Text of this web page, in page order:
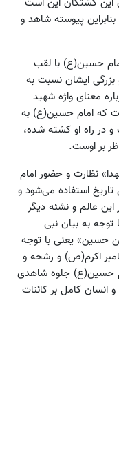
بنابراین پیوسته شاهد و
حسین(ع) با لقب
بزرگی ایشان نسبت به
معنای واژه شهید
که امام حسین(ع) به
در راه او کشته شده،
بر اوست.
نظارت و حضور امام
استفاده می‌شود و
عالم و نشئه دیگر
به بیان نبی
حسین» یعنی با توجه
اکرم(ص) و رشحه و
حسین(ع) جلوه شاهدی
انسان کامل بر کائنات